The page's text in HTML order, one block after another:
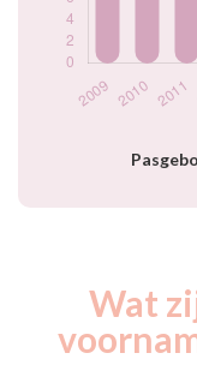
Wat